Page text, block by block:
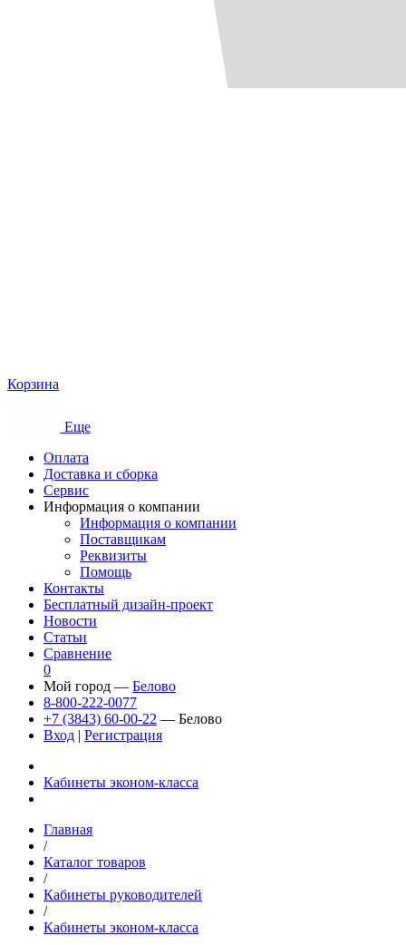
Корзина
Еще
Оплата
Доставка и сборка
Сервис
Информация о компании
Информация о компании
Поставщикам
Реквизиты
Помощь
Контакты
Бесплатный дизайн-проект
Новости
Статьи
Сравнение
0
Мой город — Белово
8-800-222-0077
+7 (3843) 60-00-22 — Белово
Вход | Регистрация
Кабинеты эконом-класса
Главная
/
Каталог товаров
/
Кабинеты руководителей
/
Кабинеты эконом-класса